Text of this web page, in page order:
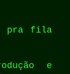
pra fila
e